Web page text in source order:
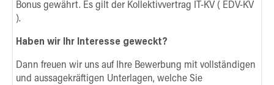
Bonus gewährt. Es gilt der Kollektivvertrag IT-KV ( EDV-KV
).
Haben wir Ihr Interesse geweckt?
Dann freuen wir uns auf Ihre Bewerbung mit vollständigen
und aussagekräftigen Unterlagen, welche Sie